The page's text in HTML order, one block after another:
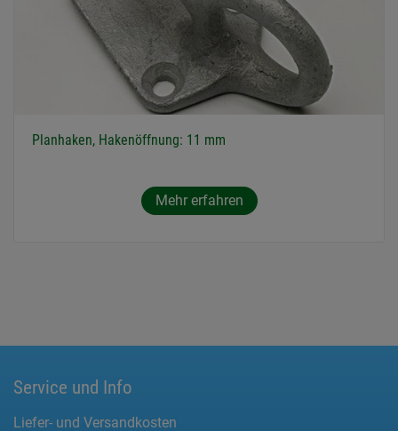
Planhaken, Hakenöffnung: 11 mm
Mehr erfahren
Service und Info
Liefer- und Versandkosten